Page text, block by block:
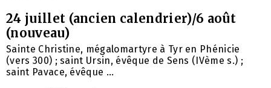
24 juillet (ancien calendrier)/6 août
(nouveau)
Sainte Christine, mégalomartyre à Tyr en Phénicie
(vers 300) ; saint Ursin, évêque de Sens (IVème s.) ;
saint Pavace, évêque ...